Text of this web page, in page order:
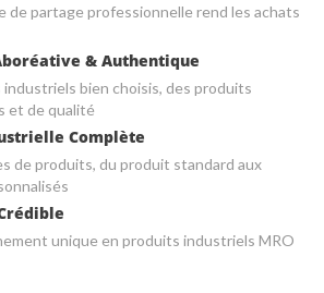
de partage professionnelle rend les achats
& Authentique
bien choisis, des produits
et de qualité
Complète
de produits, du produit standard aux
unique en produits industriels MRO